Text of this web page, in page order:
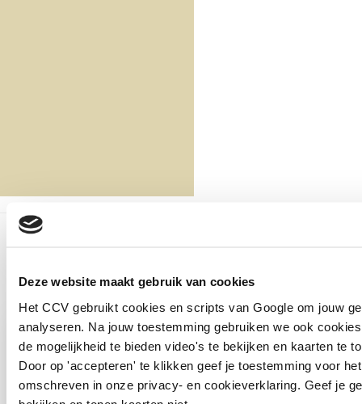
Deze website maakt gebruik van cookies
Het CCV gebruikt cookies en scripts van Google om jouw
analyseren. Na jouw toestemming gebruiken we ook
de mogelijkheid te bieden video's te bekijken en kaarten te
Door op 'accepteren' te klikken geef je toestemming voor
omschreven in onze privacy- en cookieverklaring. Geef je
Terug naar de startpagina
Heb je een vraag? Neem direct contact op met Nicole.
Nicole Langeveld
Adviseur jeugdcriminaliteit, Veiligheid en zorg